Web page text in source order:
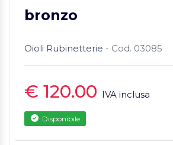
bronzo
Oioli Rubinetterie - Cod. 03085
€ 120.00 IVA inclusa
Disponibile